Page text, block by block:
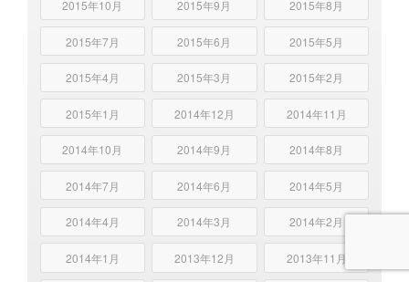
2015年10月 2015年9月 2015年8月
2015年7月 2015年6月 2015年5月
2015年4月 2015年3月 2015年2月
2015年1月 2014年12月 2014年11月
2014年10月 2014年9月 2014年8月
2014年7月 2014年6月 2014年5月
2014年4月 2014年3月 2014年2月
2014年1月 2013年12月 2013年11月